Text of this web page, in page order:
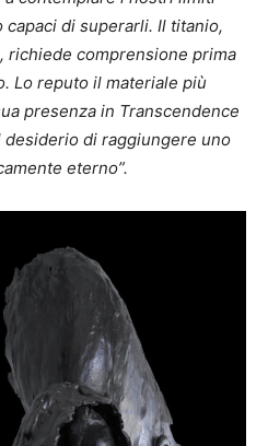
capaci di superarli. Il titanio,
richiede comprensione prima
Lo reputo il materiale più
presenza in Transcendence
di raggiungere uno
eterno”.